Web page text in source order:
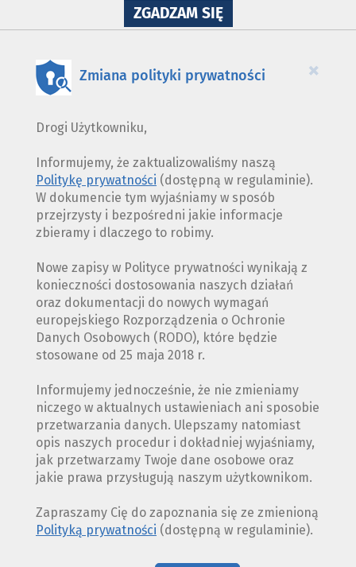
ZGADZAM SIĘNA
WYKORZYSTANIE
×
Zmiana polityki prywatności
Drogi Użytkowniku,
Informujemy, że zaktualizowaliśmy naszą
Politykę prywatności (dostępną w regulaminie).
W dokumencie tym wyjaśniamy w sposób
przejrzysty i bezpośredni jakie informacje
zbieramy i dlaczego to robimy.
Nowe zapisy w Polityce prywatności wynikają z
konieczności dostosowania naszych działań
oraz dokumentacji do nowych wymagań
europejskiego Rozporządzenia o Ochronie
Danych Osobowych (RODO), które będzie
stosowane od 25 maja 2018 r.
Informujemy jednocześnie, że nie zmieniamy
niczego w aktualnych ustawieniach ani sposobie
przetwarzania danych. Ulepszamy natomiast
opis naszych procedur i dokładniej wyjaśniamy,
jak przetwarzamy Twoje dane osobowe oraz
jakie prawa przysługują naszym użytkownikom.
Zapraszamy Cię do zapoznania się ze zmienioną
Polityką prywatności (dostępną w regulaminie).